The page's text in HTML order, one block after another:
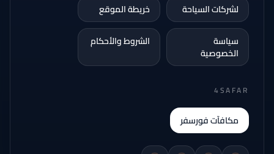
لشركات السياحة
خريطة الموقع
سياسة
الخصوصية
الشروط والأحكام
4SAFAR
مكافآت فورسفر